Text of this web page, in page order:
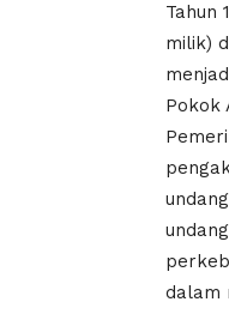
Tahun
milik)
Pokok
dalam